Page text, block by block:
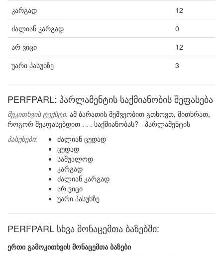
კარგად
12
ძალიან კარგად
0
არ ვიცი
12
უარი პასუხზე
3
PERFPARL: პარლამენტის საქმიანობის შეფასება
შეკითხვის ტექსტი: ამ ბარათის მეშვეობით გთხოვთ, მითხრათ,
როგორ შეაფასებდით . . . საქმიანობას? - პარლამენტის
პასუხები:
ძალიან ცუდად
ცუდად
საშუალოდ
კარგად
ძალიან კარგად
არ ვიცი
უარი პასუხზე
PERFPARL სხვა მონაცემთა ბაზებში:
ერთი გამოკითხვის მონაცემთა ბაზები